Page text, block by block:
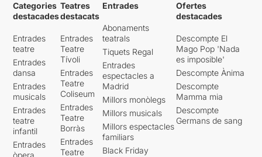
Categories
destacades
Entrades
teatre
Entrades
dansa
Entrades
musicals
Entrades
teatre
infantil
Entrades
Teatres
destacats
Entrades
Teatre
Tívoli
Entrades
Teatre
Coliseum
Entrades
Teatre
Borràs
Entrades
Teatre
Entrades
Abonaments
teatrals
Tiquets Regal
Entrades
espectacles a
Madrid
Millors monòlegs
Millors musicals
Millors espectacles
familiars
Black Friday
Ofertes
destacades
Descompte El
Mago Pop 'Nada
es imposible'
Descompte Ànima
Descompte
Mamma mia
Descompte
Germans de sang